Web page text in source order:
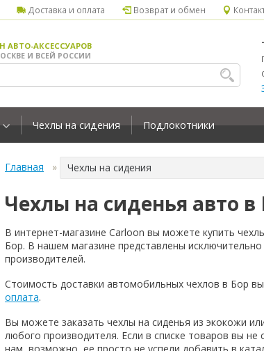
Доставка и оплата Возврат и обмен
АВТО-АКСЕССУАРОВ
И ВСЕЙ РОССИИ
Чехлы на сидения Подлокотники
Главная Чехлы на сидения
Чехлы на сиденья авто в
В интернет-магазине Carloon вы можете купить
Бор. В нашем магазине представлены
производителей.
Стоимость доставки автомобильных чехлов в Бор
оплата.
Вы можете заказать чехлы на сиденья из экокожи
любого производителя. Если в списке товаров вы